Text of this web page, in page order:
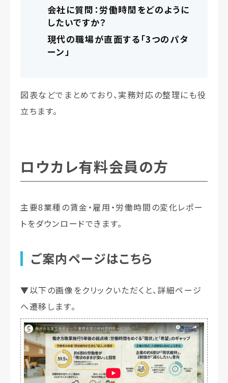
会社に質問：労働時間をどのように
したいですか？
現代の職場が直面する「3つのパタ
ーン」
図表などでまとめており、実務対応の整理にも役
立ちます。
ロウカレ有料会員の方
主要8業種の賃金・雇用・労働時間の変化レポー
トをダウンロードできます。
ご案内ページはこちら
▼以下の画像をクリックいただくと、詳細ページ
へ遷移します。